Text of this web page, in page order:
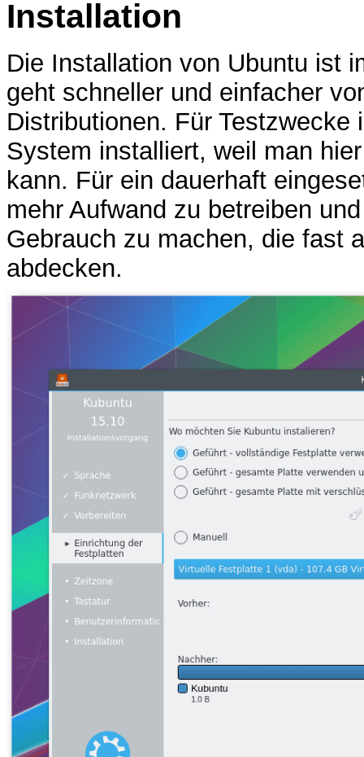
Installation
Die Installation von Ubuntu ist
geht schneller und einfacher
Distributionen. Für
System installiert, weil man
kann. Für ein dauerhaft
mehr Aufwand zu betreiben
Gebrauch zu machen, die fast
abdecken.